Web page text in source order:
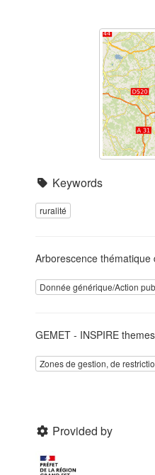
Keywords
ruralité
Arborescence thématique
Donnée générique/Action
GEMET - INSPIRE
Zones de gestion, de
Provided by